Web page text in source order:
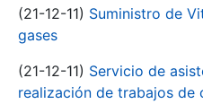
(21-12-11) Suministro de
gases
(21-12-11) Servicio de
realización de trabajos de